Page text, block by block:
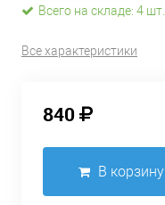
Всего на складе: 4 шт.
Все характеристики
840
В корзину